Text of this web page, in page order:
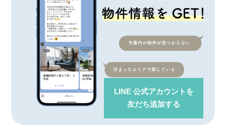
LINE 公式アカウント を
友だち追加する